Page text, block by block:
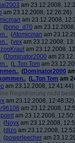
am 23.12.2008,
am 23.12.2008, 12:26:26)
am 23.12.2008,
(bono_d70 am
(Atomicman am
(vex am 23.12.2008,
am 23.12.2008,
(Dominator2000 am
(L.Ton Tom am
(Dominator2000
(L.Ton Tom am
am 23.12.2008, 12:41:44)
Registrierung nicht
am 23.12.2008, 12:48:32)
am 23.12.2008,
am 23.12.2008,
(Noyx am 23.12.2008,
(dizo am 23.12.2008,
(powerleecher am